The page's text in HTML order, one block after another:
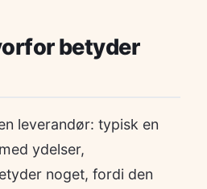
betyder
leverandør: typisk en
ydelser,
noget, fordi den